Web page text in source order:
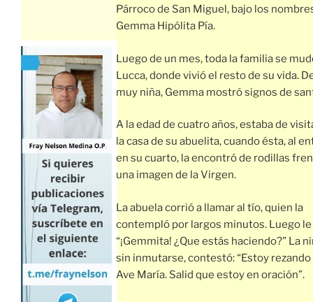
Párroco de San Miguel, bajo los
Gemma Hipólita Pía.
Luego de un mes, toda la familia se
Lucca, donde vivió el resto de su vida.
muy niña, Gemma mostró signos de
A la edad de cuatro años, estaba de
la casa de su abuelita, cuando ésta, al
en su cuarto, la encontró de rodillas
una imagen de la Virgen.
La abuela corrió a llamar al tío, quien la
contempló por largos minutos. Luego le
“¡Gemmita! ¿Que estás haciendo?” La
sin inmutarse, contestó: “Estoy rezando
Ave María. Salid que estoy en oración”.